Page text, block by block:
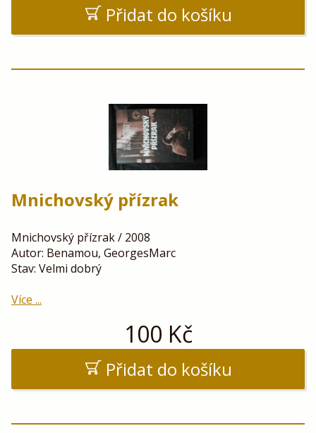
Přidat do košíku
Mnichovský přízrak
Mnichovský přízrak / 2008
Autor: Benamou, GeorgesMarc
Stav: Velmi dobrý
Více ...
100 Kč
Přidat do košíku